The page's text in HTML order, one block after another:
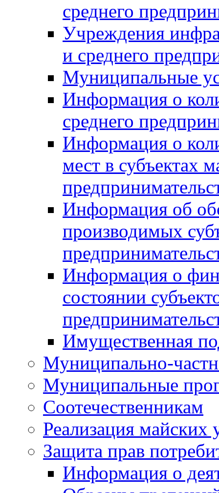
среднего
Учреждения
и среднего
Муниципальные
Информация о
среднего
Информация о
мест в субъектах
Информация об
производимых
Информация о
состоянии
Имущественная
Муниципально-
Муниципальные
Соотечественникам
Реализация майских
Защита прав
Информация о